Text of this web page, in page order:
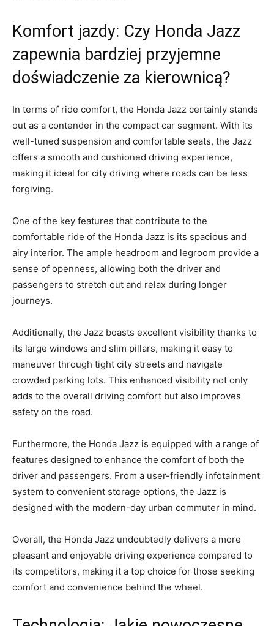
Komfort jazdy: Czy Honda Jazz
zapewnia bardziej przyjemne
doświadczenie za kierownicą?
In​ terms ⁤of⁤ ride comfort, ⁤the⁣ Honda Jazz certainly stands
out as a⁢ contender in the ​compact ⁤car segment. With ⁤its⁤
well-tuned‌ suspension ‌and comfortable seats, the ⁣Jazz
⁢offers⁣ a smooth and cushioned driving‍ experience,
making‌ it ideal for ⁢city driving where roads can ​be ⁢less
forgiving.
One​ of the key features ⁣that ⁢contribute to the
comfortable ​ride‌ of the Honda Jazz ‌is ⁤its ⁢spacious⁤ and
airy interior. The ample headroom‌ and legroom provide a
sense of openness, allowing both‍ the driver and
passengers to ​stretch out and ‌relax during longer‍
journeys.
Additionally, the ‌Jazz​ boasts excellent visibility thanks to ​
its large windows and⁣ slim pillars, making it easy to
maneuver through tight city streets and navigate
crowded parking lots. ‍This enhanced visibility ⁣not only
adds to the ⁤overall driving comfort ​but also ⁢improves⁣
safety on ⁣the road.
Furthermore, ⁣the Honda ⁢Jazz is equipped‌ with a range of
‍features designed to enhance the comfort⁤ of ‌both the⁤
driver and passengers. From​ a user-friendly infotainment
system to​ convenient storage ⁣options, the Jazz ⁢is
designed ⁣with the modern-day urban commuter in mind.
Overall, the⁤ Honda Jazz‍ undoubtedly delivers a more‌
pleasant and ‌enjoyable⁢ driving experience compared to​
its competitors, making ‍it a top ​choice for those seeking
comfort and‍ convenience behind⁤ the wheel.